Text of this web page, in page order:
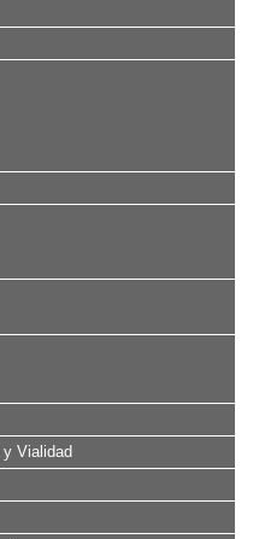
Vialidad